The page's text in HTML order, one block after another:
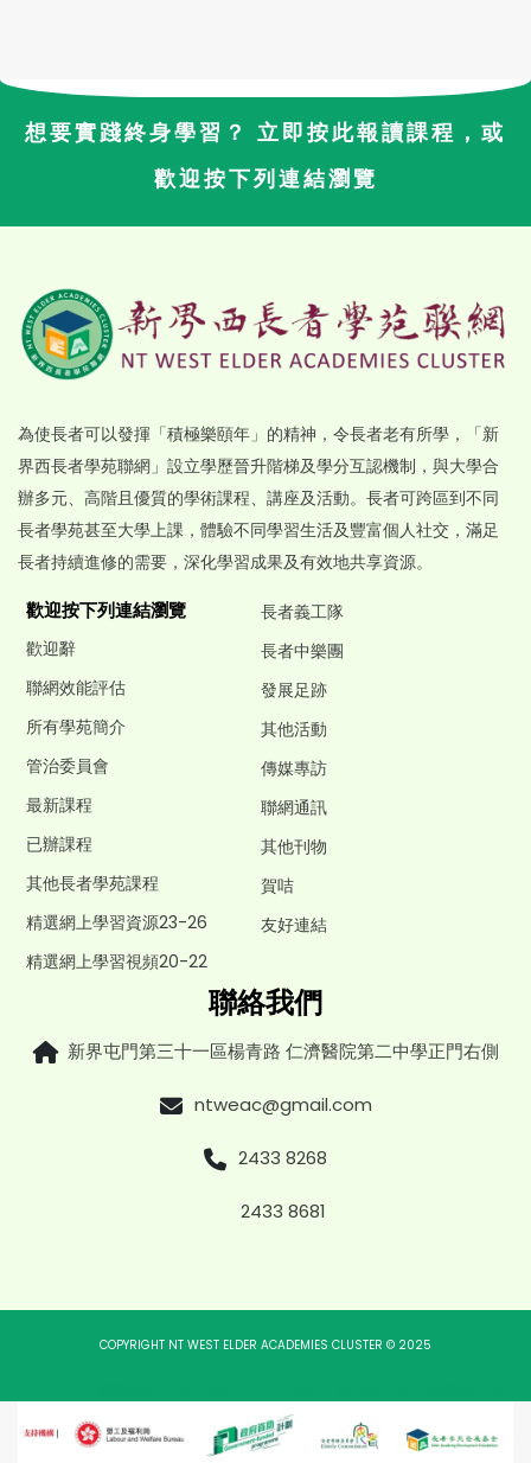
想要實踐終身學習？ 立即按此報讀課程，或
歡迎按下列連結瀏覽
為使長者可以發揮「積極樂頤年」的精神，令長者老有所學，「新
界西長者學苑聯網」設立學歷晉升階梯及學分互認機制，與大學合
辦多元、高階且優質的學術課程、講座及活動。長者可跨區到不同
長者學苑甚至大學上課，體驗不同學習生活及豐富個人社交，滿足
長者持續進修的需要，深化學習成果及有效地共享資源。
歡迎按下列連結瀏覽
歡迎辭
聯網效能評估
所有學苑簡介
管治委員會
最新課程
已辦課程
其他長者學苑課程
精選網上學習資源23-26
精選網上學習視頻20-22
長者義工隊
長者中樂團
發展足跡
其他活動
傳媒專訪
聯網通訊
其他刊物
賀咭
友好連結
聯絡我們
新界屯門第三十一區楊青路 仁濟醫院第二中學正門右側
ntweac@gmail.com
2433 8268
2433 8681
COPYRIGHT NT WEST ELDER ACADEMIES CLUSTER © 2025